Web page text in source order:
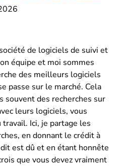
de logiciels de suivi et
équipe et moi sommes
des meilleurs logiciels
passe sur le marché. Cela
souvent des recherches sur
leurs logiciels, vous
Ici, je partage les
en donnant le crédit à
est dû et en étant honnête
que vous devez vraiment